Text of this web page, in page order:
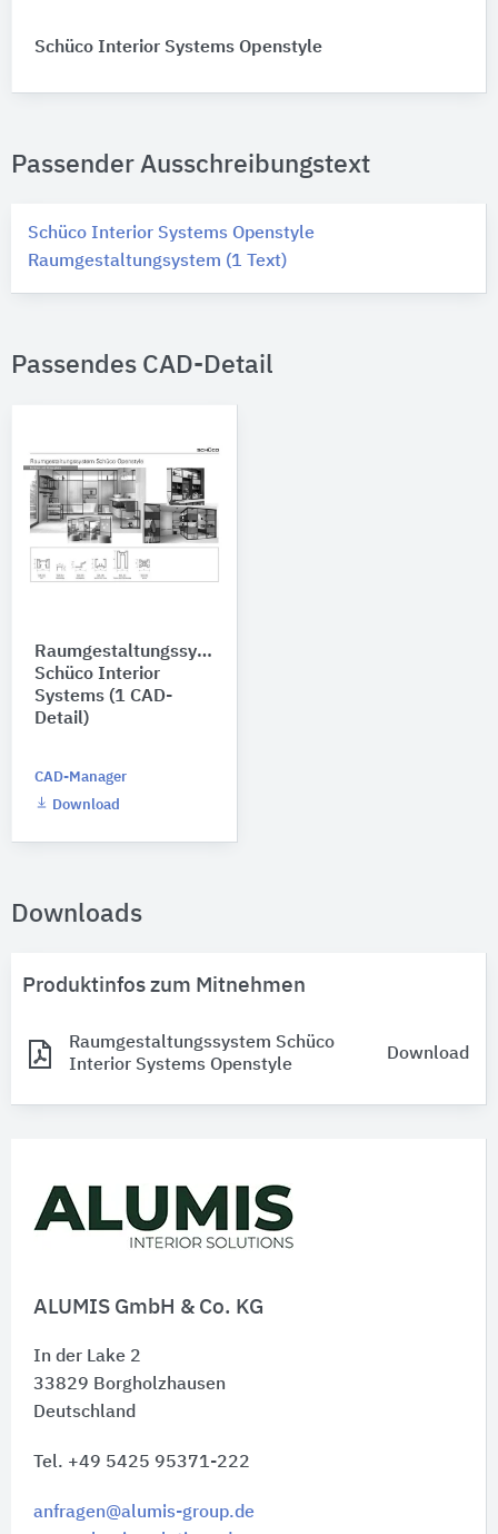
ALUMIS GmbH & Co. KG
In der Lake 2
33829 Borgholzhausen
Deutschland
Tel. +49 5425 95371-222
anfragen@alumis-group.de
Schüco Interior Systems Openstyle
Passender Ausschreibungstext
Schüco Interior Systems Openstyle
Raumgestaltungsystem (1 Text)
Passendes CAD-Detail
Raumgestaltungssystem
Schüco Interior
Systems (1 CAD-
Detail)
CAD-Manager
Download
Downloads
Produktinfos zum Mitnehmen
Raumgestaltungssystem Schüco
Interior Systems Openstyle
Download